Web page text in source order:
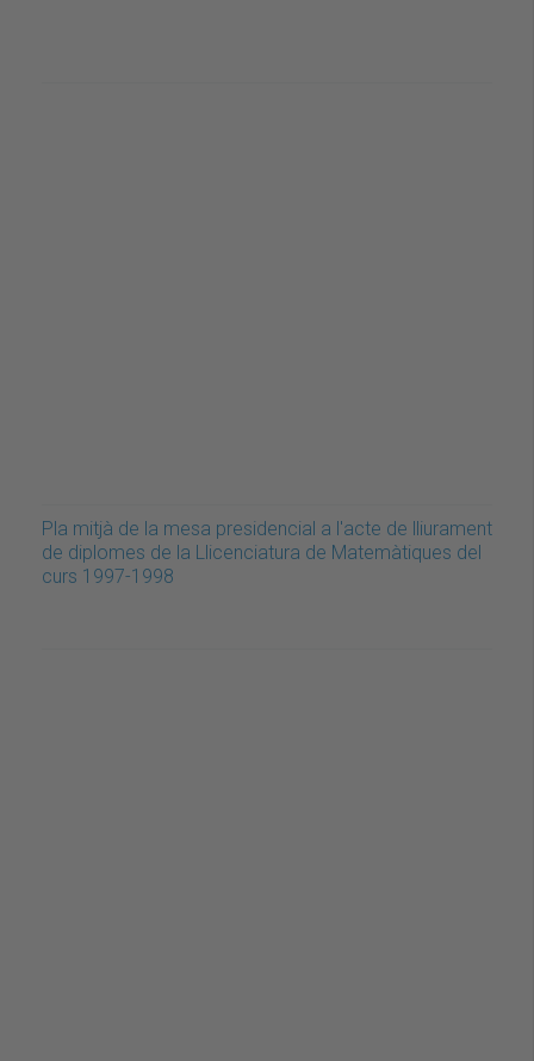
Pla mitjà de la mesa presidencial a l'acte de lliurament
de diplomes de la Llicenciatura de Matemàtiques del
curs 1997-1998